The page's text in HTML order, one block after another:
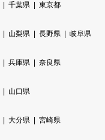
千葉県
東京都
山梨県 長野県
岐阜県
兵庫県
奈良県
山口県
大分県
宮崎県